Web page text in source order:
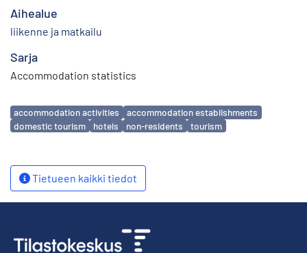
Aihealue
liikenne ja matkailu
Sarja
Accommodation statistics
Avainsanat
accommodation activities
accommodation establishments
domestic tourism
hotels non-residents tourism
Tietueen kaikki tiedot